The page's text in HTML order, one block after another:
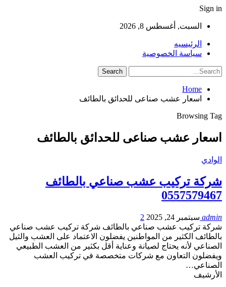
Sign in
السبت, أغسطس 8, 2026
الرئيسيه
سياسة الخصوصية
Home
اسعار عشب صناعى للحدائق بالطائف
Browsing Tag
اسعار عشب صناعى للحدائق بالطائف
الوادي
شركة تركيب عشب صناعي بالطائف
0557579467
admin سبتمبر 24, 2025
2
شركة تركيب عشب صناعي بالطائف شركة تركيب عشب صناعي
بالطائف الكثير من المواطنين يفضلون الاعتماد على العشب والثيل
الصناعي لأنه يحتاج لصيانة وعناية أقل بكثير من العشب الطبيعي
ويفضلون التعاون مع شركات متخصصة في تركيب العشب
الصناعي…
الأرشيف